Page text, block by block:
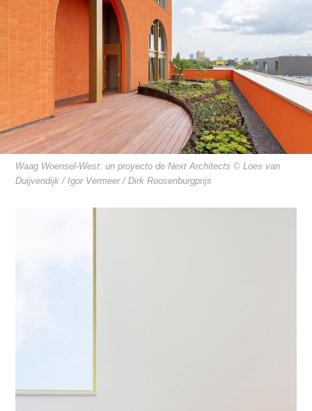
Waag Woensel-West: un proyecto de Next Architects © Loes van
Duijvendijk / Igor Vermeer / Dirk Roosenburgprijs